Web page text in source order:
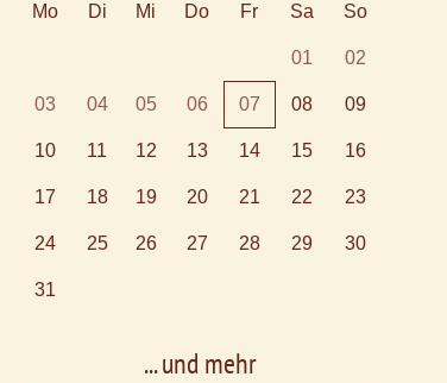
Mo Di Mi Do Fr Sa So
01 02
03 04 05 06 07 08 09
10 11 12 13 14 15 16
17 18 19 20 21 22 23
24 25 26 27 28 29 30
31
... und mehr